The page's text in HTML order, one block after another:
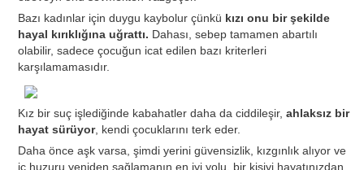
Bazı kadınlar için duygu kaybolur çünkü kızı onu bir şekilde
hayal kırıklığına uğrattı. Dahası, sebep tamamen abartılı
olabilir, sadece çocuğun icat edilen bazı kriterleri
karşılamamasıdır.
Kız bir suç işlediğinde kabahatler daha da ciddileşir, ahlaksız bir
hayat sürüyor, kendi çocuklarını terk eder.
Daha önce aşk varsa, şimdi yerini güvensizlik, kızgınlık alıyor ve
iç huzuru yeniden sağlamanın en iyi yolu, bir kişiyi hayatınızdan